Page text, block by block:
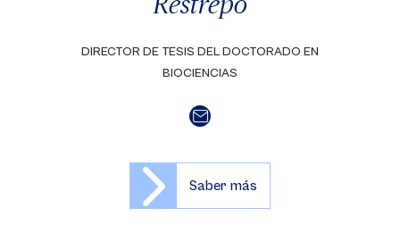
DIRECTOR DE TESIS DEL DOCTORADO EN
BIOCIENCIAS
Saber más